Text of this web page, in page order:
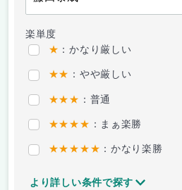
楽単度
★ ：かなり厳しい
★★ ：やや厳しい
★★★ ：普通
★★★★ ：まぁ楽勝
★★★★★ ：かなり楽勝
より詳しい条件で探す